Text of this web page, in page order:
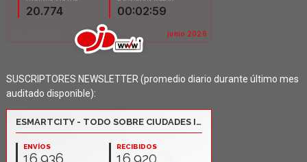
SUSCRIPTORES NEWSLETTER (promedio diario durante último mes
auditado disponible):